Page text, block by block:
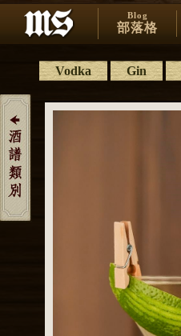
Blog
部落格
Vodka Gin